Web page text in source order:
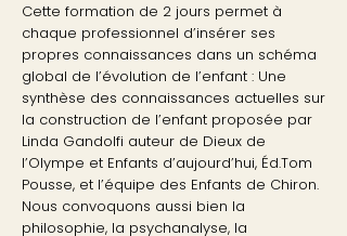
Cette formation de 2 jours permet à
chaque professionnel d’insérer ses
propres connaissances dans un schéma
global de l’évolution de l’enfant : Une
synthèse des connaissances actuelles sur
la construction de l’enfant proposée par
Linda Gandolfi auteur de Dieux de
l’Olympe et Enfants d’aujourd’hui, Éd.Tom
Pousse, et l’équipe des Enfants de Chiron.
Nous convoquons aussi bien la
philosophie, la psychanalyse, la